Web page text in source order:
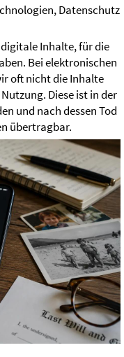
Datenschutz
Inhalte, für die
Bei elektronischen
oft nicht die Inhalte
Diese ist in der
und nach dessen Tod
übertragbar.